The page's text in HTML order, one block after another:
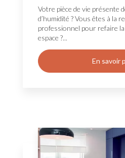
Votre pièce de vie présente
d’humidité ? Vous êtes à la
professionnel pour refaire
espace ?...
En savoir